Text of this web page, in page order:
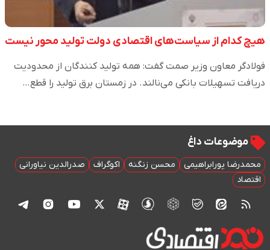
هیچ کدام از سیاست‌های اقتصادی دولت تولید محور نیست
فولادگر معاون وزیر صمت گفت: همه تولید کنندگان از محدودیت
دریافت تسهیلات بانکی می‌نالند. در زمستان برق تولید را قطع…
موضوعات داغ
محمدرضا پورابراهیمی محسن زنگنه اکوگراف
صدرالدین نیاورانی
اقتصاد